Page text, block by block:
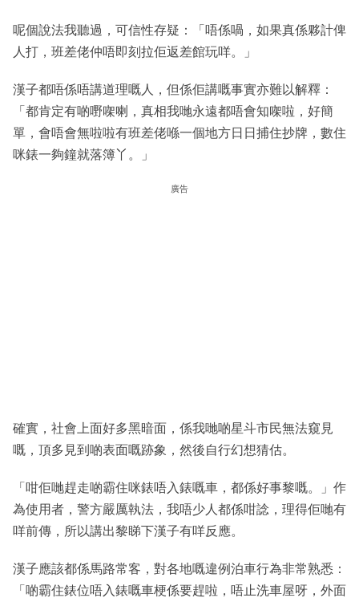
呢個說法我聽過，可信性存疑：「唔係喎，如果真係夥計俾
人打，班差佬仲唔即刻拉佢返差館玩咩。」
漢子都唔係唔講道理嘅人，但係佢講嘅事實亦難以解釋：
「都肯定有啲嘢㗎喇，真相我哋永遠都唔會知㗎啦，好簡
單，會唔會無啦啦有班差佬喺一個地方日日捕住抄牌，數住
咪錶一夠鐘就落簿丫。」
廣告
確實，社會上面好多黑暗面，係我哋啲星斗市民無法窺見
嘅，頂多見到啲表面嘅跡象，然後自行幻想猜估。
「咁佢哋趕走啲霸住咪錶唔入錶嘅車，都係好事黎嘅。」作
為使用者，警方嚴厲執法，我唔少人都係咁諗，理得佢哋有
咩前傳，所以講出黎睇下漢子有咩反應。
漢子應該都係馬路常客，對各地嘅違例泊車行為非常熟悉：
「啲霸住錶位唔入錶嘅車梗係要趕啦，唔止洗車屋呀，外面